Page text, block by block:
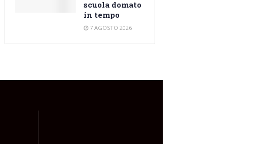
scuola domato
in tempo
7 AGOSTO 2026